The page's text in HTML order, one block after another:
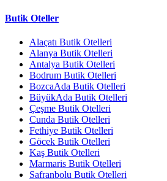
Butik Oteller
Alaçatı Butik Otelleri
Alanya Butik Otelleri
Antalya Butik Otelleri
Bodrum Butik Otelleri
BozcaAda Butik Otelleri
BüyükAda Butik Otelleri
Çeşme Butik Otelleri
Cunda Butik Otelleri
Fethiye Butik Otelleri
Göcek Butik Otelleri
Kaş Butik Otelleri
Marmaris Butik Otelleri
Safranbolu Butik Otelleri